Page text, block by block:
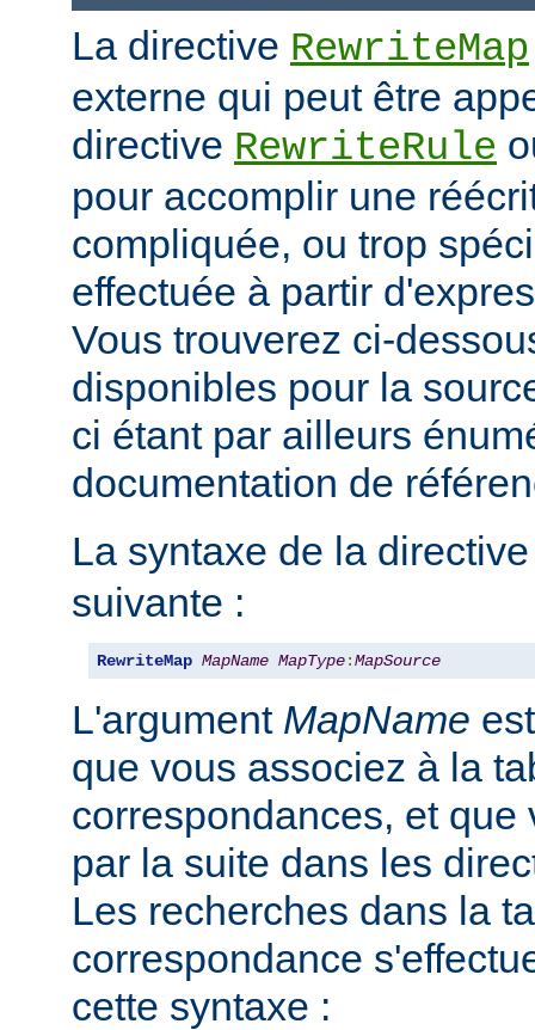
La directive RewriteMap
externe qui peut être
directive RewriteRule
pour accomplir une
compliquée, ou trop
effectuée à partir
Vous trouverez ci-
disponibles pour la
ci étant par ailleurs
documentation de
La syntaxe de la
suivante :
RewriteMap MapName MapType:MapSource
L'argument MapName
que vous associez à la
correspondances, et
par la suite dans les
Les recherches dans la
correspondance
cette syntaxe :